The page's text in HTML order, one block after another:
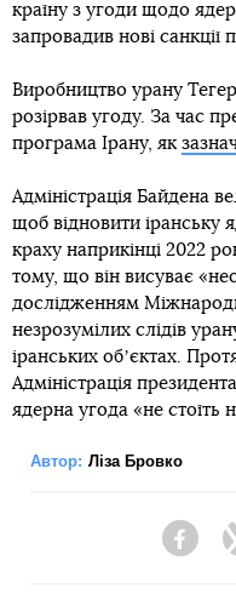
країну з угоди щодо
запровадив нові санкції
Виробництво урану
розірвав угоду. За час
програма Ірану, як
Адміністрація Байдена
щоб відновити іранську
краху наприкінці 2022
тому, що він висуває
дослідженням
незрозумілих слідів
іранських обʼєктах.
Адміністрація
ядерна угода «не стоїть
Автор: Ліза Бровко